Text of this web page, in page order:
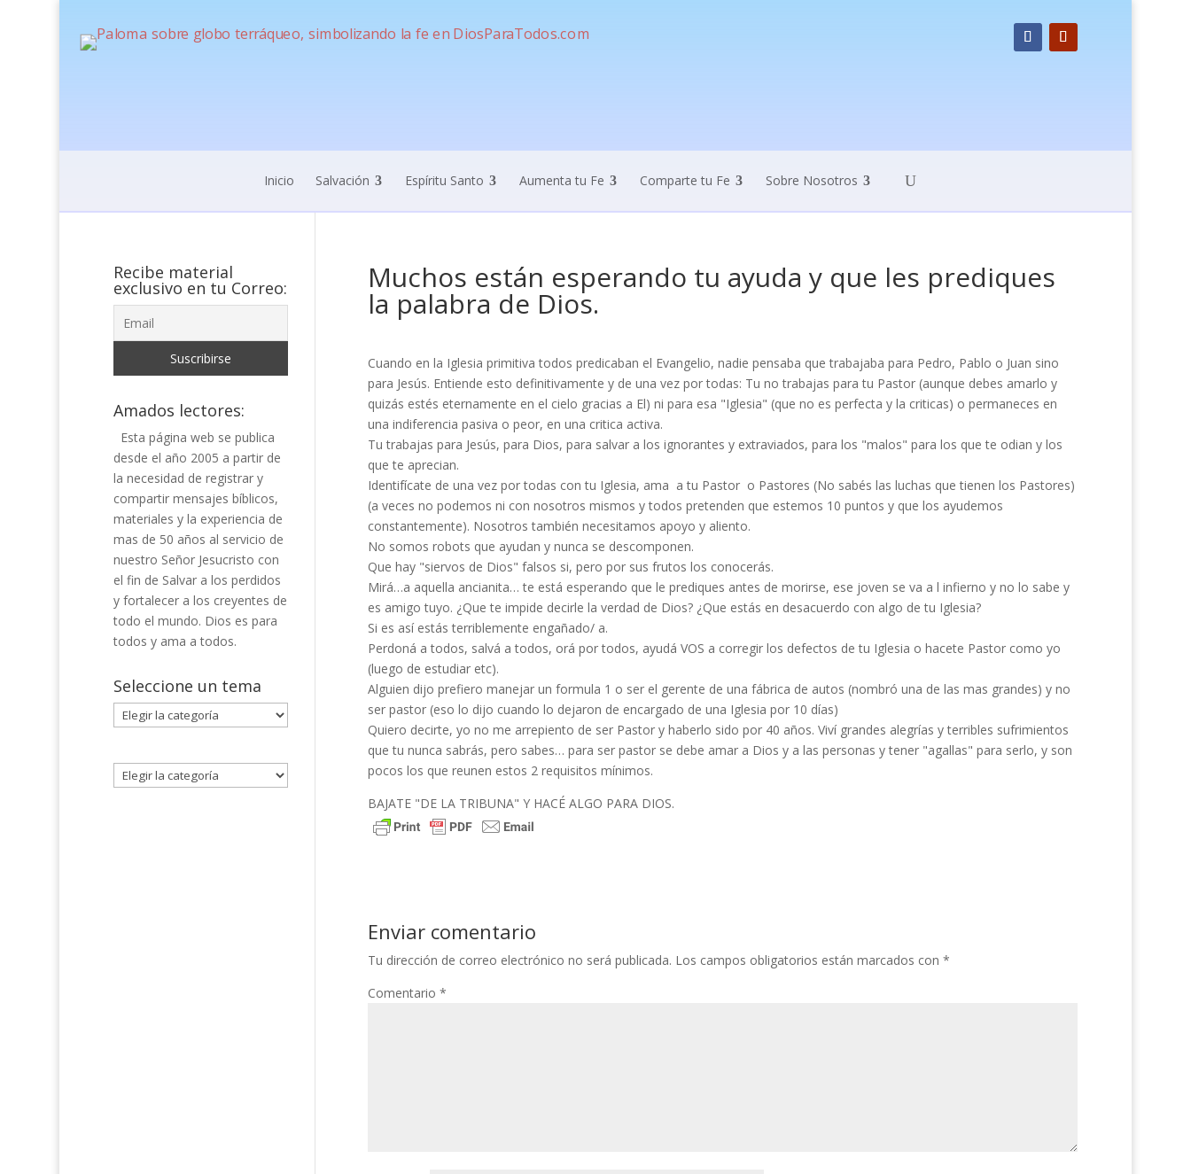
Inicio Salvación Espíritu Santo Aumenta tu Fe Comparte tu Fe Sobre Nosotros
Muchos están esperando tu ayuda y que les prediques
la palabra de Dios.
Cuando en la Iglesia primitiva todos predicaban el Evangelio, nadie pensaba que trabajaba para Pedro, Pablo o Juan sino
para Jesús. Entiende esto definitivamente y de una vez por todas: Tu no trabajas para tu Pastor (aunque debes amarlo y
quizás estés eternamente en el cielo gracias a El) ni para esa "Iglesia" (que no es perfecta y la criticas) o permaneces en
una indiferencia pasiva o peor, en una critica activa.
Tu trabajas para Jesús, para Dios, para salvar a los ignorantes y extraviados, para los "malos" para los que te odian y los
que te aprecian.
Identifícate de una vez por todas con tu Iglesia, ama a tu Pastor o Pastores (No sabés las luchas que tienen los Pastores)
(a veces no podemos ni con nosotros mismos y todos pretenden que estemos 10 puntos y que los ayudemos
constantemente). Nosotros también necesitamos apoyo y aliento.
No somos robots que ayudan y nunca se descomponen.
Que hay "siervos de Dios" falsos si, pero por sus frutos los conocerás.
Mirá…a aquella ancianita… te está esperando que le prediques antes de morirse, ese joven se va a l infierno y no lo sabe y
es amigo tuyo. ¿Que te impide decirle la verdad de Dios? ¿Que estás en desacuerdo con algo de tu Iglesia?
Si es así estás terriblemente engañado/ a.
Perdoná a todos, salvá a todos, orá por todos, ayudá VOS a corregir los defectos de tu Iglesia o hacete Pastor como yo
(luego de estudiar etc).
Alguien dijo prefiero manejar un formula 1 o ser el gerente de una fábrica de autos (nombró una de las mas grandes) y no
ser pastor (eso lo dijo cuando lo dejaron de encargado de una Iglesia por 10 días)
Quiero decirte, yo no me arrepiento de ser Pastor y haberlo sido por 40 años. Viví grandes alegrías y terribles sufrimientos
que tu nunca sabrás, pero sabes… para ser pastor se debe amar a Dios y a las personas y tener "agallas" para serlo, y son
pocos los que reunen estos 2 requisitos mínimos.
BAJATE "DE LA TRIBUNA" Y HACÉ ALGO PARA DIOS.
Enviar comentario
Tu dirección de correo electrónico no será publicada. Los campos obligatorios están marcados con *
Comentario *
Recibe material
exclusivo en tu Correo:
Amados lectores:
Esta página web se publica
desde el año 2005 a partir de
la necesidad de registrar y
compartir mensajes bíblicos,
materiales y la experiencia de
mas de 50 años al servicio de
nuestro Señor Jesucristo con
el fin de Salvar a los perdidos
y fortalecer a los creyentes de
todo el mundo. Dios es para
todos y ama a todos.
Seleccione un tema
Seleccione
un